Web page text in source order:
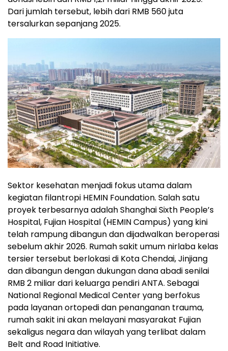
Dari jumlah tersebut, lebih dari RMB 560 juta
tersalurkan sepanjang 2025.
Sektor kesehatan menjadi fokus utama dalam
kegiatan filantropi HEMIN Foundation. Salah satu
proyek terbesarnya adalah Shanghai Sixth People’s
Hospital, Fujian Hospital (HEMIN Campus) yang kini
telah rampung dibangun dan dijadwalkan beroperasi
sebelum akhir 2026. Rumah sakit umum nirlaba kelas
tersier tersebut berlokasi di Kota Chendai, Jinjiang
dan dibangun dengan dukungan dana abadi senilai
RMB 2 miliar dari keluarga pendiri ANTA. Sebagai
National Regional Medical Center yang berfokus
pada layanan ortopedi dan penanganan trauma,
rumah sakit ini akan melayani masyarakat Fujian
sekaligus negara dan wilayah yang terlibat dalam
Belt and Road Initiative.